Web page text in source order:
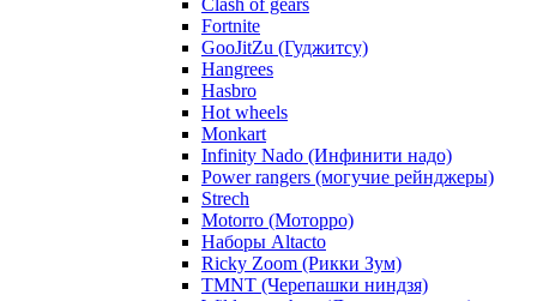
Clash of gears
Fortnite
GooJitZu (Гуджитсу)
Hangrees
Hasbro
Hot wheels
Monkart
Infinity Nado (Инфинити надо)
Power rangers (могучие рейнджеры)
Strech
Motorro (Моторро)
Наборы Altacto
Ricky Zoom (Рикки Зум)
TMNT (Черепашки ниндзя)